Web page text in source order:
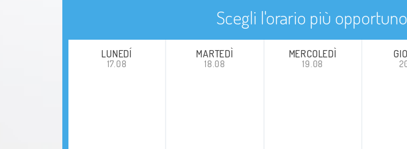
Scegli l'orario più
LUNEDÍ
17.08
MARTEDÌ
18.08
MERCOLEDÌ
19.08